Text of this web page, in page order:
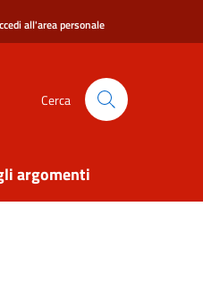
all'area personale
Cerca
argomenti